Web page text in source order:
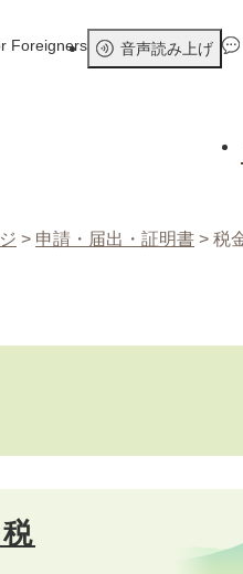
Foreigners 音声読み上げ
> 申請・届出・証明書 > 税